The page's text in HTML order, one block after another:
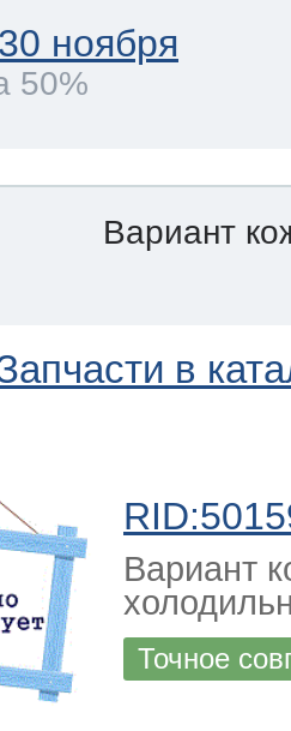
ноября
50%
Вариант
в
Вариант
Точное